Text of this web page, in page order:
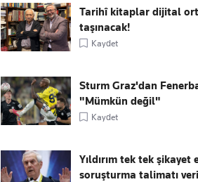
Tarihî kitaplar dijital
taşınacak!
Kaydet
Sturm Graz'dan
"Mümkün değil"
Kaydet
Yıldırım tek tek şikayet
soruşturma talimatı